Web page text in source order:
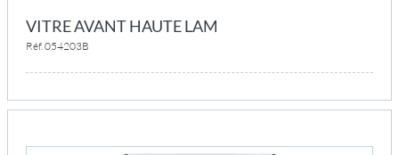
VITRE AVANT HAUTE LAM
Réf. 054203B